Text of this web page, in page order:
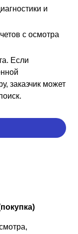
и
с осмотра
Если
заказчик может